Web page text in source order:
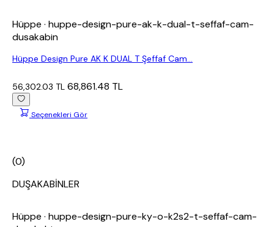
Hüppe · huppe-design-pure-ak-k-dual-t-seffaf-cam-
dusakabin
Hüppe Design Pure AK K DUAL T Şeffaf Cam...
56,302.03 TL 68,861.48 TL
Seçenekleri Gör
(0)
DUŞAKABİNLER
Hüppe · huppe-design-pure-ky-o-k2s2-t-seffaf-cam-